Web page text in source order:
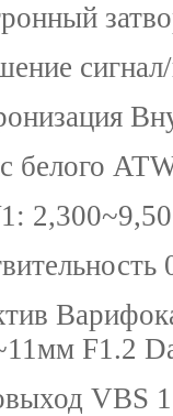
белого
F1.2
VBS